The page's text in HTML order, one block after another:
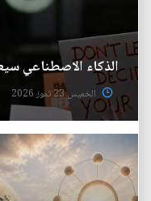
الذكاء الاصطناعي
الخميس 23 تموز 2026